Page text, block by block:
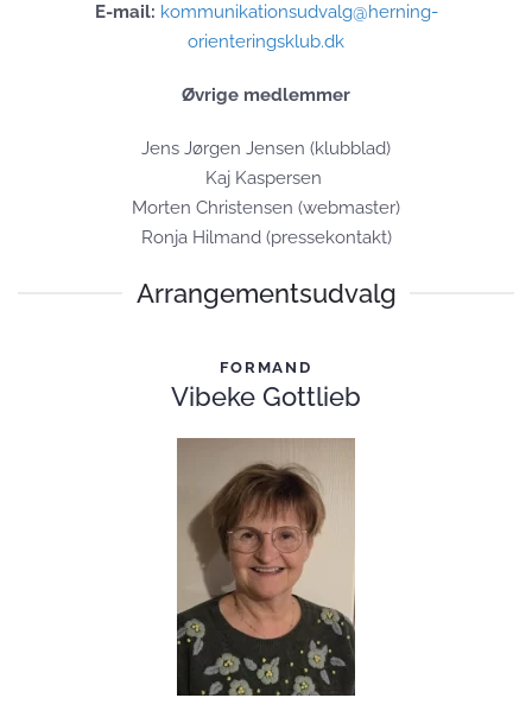
E-mail: kommunikationsudvalg@herning-
orienteringsklub.dk
Øvrige medlemmer
Jens Jørgen Jensen (klubblad)
Kaj Kaspersen
Morten Christensen (webmaster)
Ronja Hilmand (pressekontakt)
Arrangementsudvalg
FORMAND
Vibeke Gottlieb